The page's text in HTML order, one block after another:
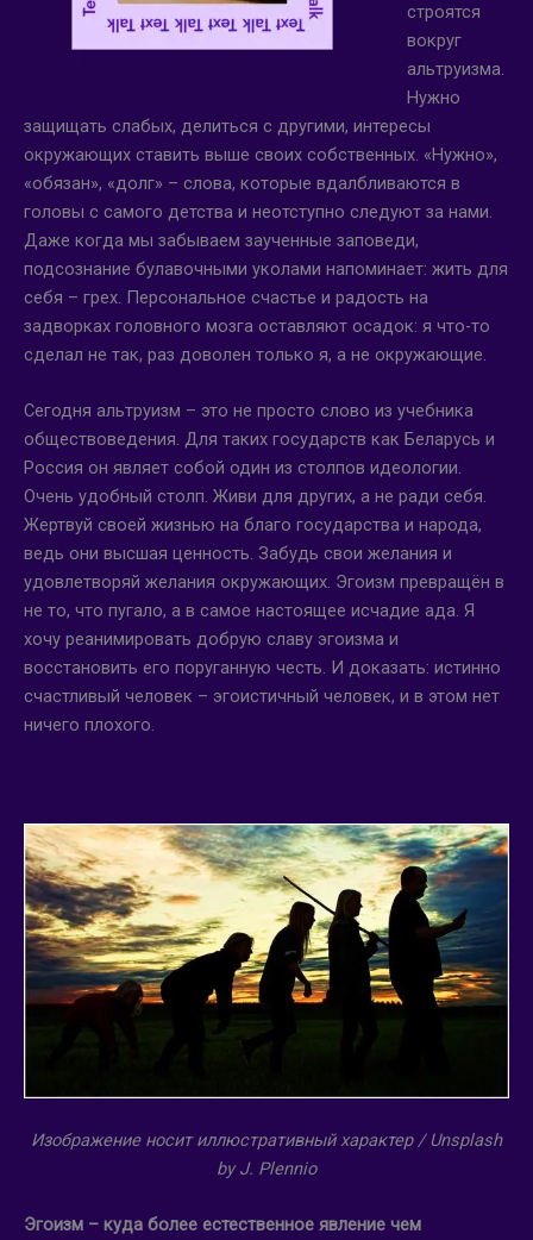
строятся
вокруг
альтруизма.
Нужно
защищать слабых, делиться с другими, интересы
окружающих ставить выше своих собственных. «Нужно»,
«обязан», «долг» – слова, которые вдалбливаются в
головы с самого детства и неотступно следуют за нами.
Даже когда мы забываем заученные заповеди,
подсознание булавочными уколами напоминает: жить для
себя – грех. Персональное счастье и радость на
задворках головного мозга оставляют осадок: я что-то
сделал не так, раз доволен только я, а не окружающие.
Сегодня альтруизм – это не просто слово из учебника
обществоведения. Для таких государств как Беларусь и
Россия он являет собой один из столпов идеологии.
Очень удобный столп. Живи для других, а не ради себя.
Жертвуй своей жизнью на благо государства и народа,
ведь они высшая ценность. Забудь свои желания и
удовлетворяй желания окружающих. Эгоизм превращён в
не то, что пугало, а в самое настоящее исчадие ада. Я
хочу реанимировать добрую славу эгоизма и
восстановить его поруганную честь. И доказать: истинно
счастливый человек – эгоистичный человек, и в этом нет
ничего плохого.
Изображение носит иллюстративный характер /Unsplash
by J. Plennio
Эгоизм – куда более естественное явление чем